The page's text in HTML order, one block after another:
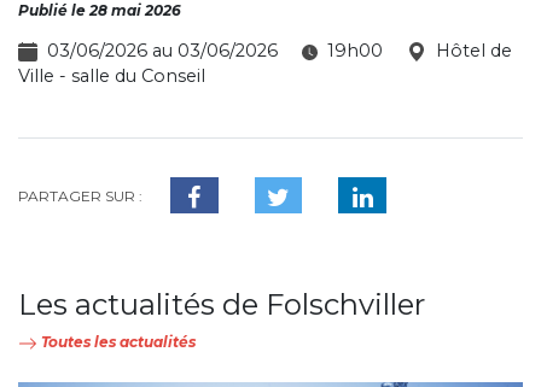
Publié le 28 mai 2026
03/06/2026 au 03/06/2026 19h00
Hôtel de
Ville - salle du Conseil
PARTAGER SUR :
Les actualités de Folschviller
Toutes les actualités